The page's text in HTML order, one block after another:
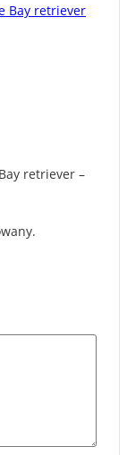
Bay retriever
retriever –